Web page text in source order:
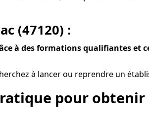
(47120) :
à des formations qualifiantes et
à lancer ou reprendre un
pour